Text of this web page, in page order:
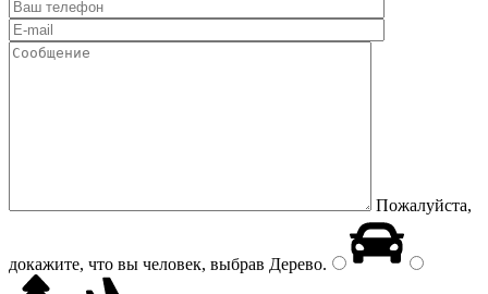
Пожалуйста,
докажите, что вы человек, выбрав Дерево.